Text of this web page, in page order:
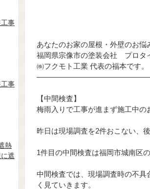
あなたのお家の屋根・外壁のお悩
福岡県宗像市の塗装会社 プロタ
㈱フクモト工業 代表の福本です。
【中間検査】
梅雨入りで工事が進まず施工中の
昨日は現場調査を2件おこない、
1件目の中間検査は福岡市城南区
中間検査では、現場調査時の不
く見ていきます。
事
事
熱
遮